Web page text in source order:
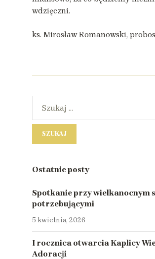
wdzięczni.
ks. Mirosław Romanowski,
Ostatnie posty
Spotkanie przy wielkanocnym
potrzebującymi
5 kwietnia, 2026
I rocznica otwarcia Kaplicy
Adoracji